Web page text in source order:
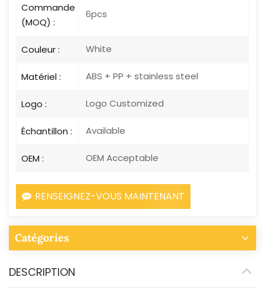
Commande
(MOQ) :
6pcs
Couleur : White
Matériel : ABS + PP + stainless steel
Logo : Logo Customized
Échantillon : Available
OEM : OEM Acceptable
RENSEIGNEZ-VOUS MAINTENANT
Catégories
DESCRIPTION